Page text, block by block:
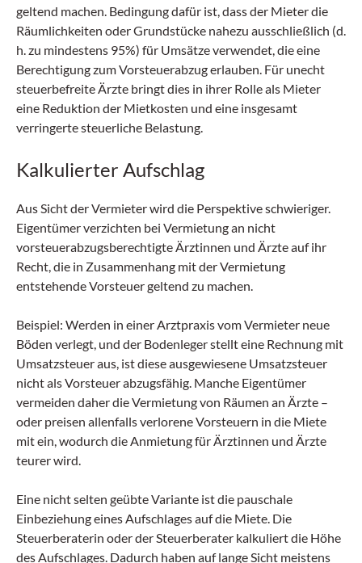
geltend machen. Bedingung dafür ist, dass der Mieter die
Räumlichkeiten oder Grundstücke nahezu ausschließlich (d.
h. zu mindestens 95%) für Umsätze verwendet, die eine
Berechtigung zum Vorsteuerabzug erlauben. Für unecht
steuerbefreite Ärzte bringt dies in ihrer Rolle als Mieter
eine Reduktion der Mietkosten und eine insgesamt
verringerte steuerliche Belastung.
Kalkulierter Aufschlag
Aus Sicht der Vermieter wird die Perspektive schwieriger.
Eigentümer verzichten bei Vermietung an nicht
vorsteuerabzugsberechtigte Ärztinnen und Ärzte auf ihr
Recht, die in Zusammenhang mit der Vermietung
entstehende Vorsteuer geltend zu machen.
Beispiel: Werden in einer Arztpraxis vom Vermieter neue
Böden verlegt, und der Bodenleger stellt eine Rechnung mit
Umsatzsteuer aus, ist diese ausgewiesene Umsatzsteuer
nicht als Vorsteuer abzugsfähig. Manche Eigentümer
vermeiden daher die Vermietung von Räumen an Ärzte –
oder preisen allenfalls verlorene Vorsteuern in die Miete
mit ein, wodurch die Anmietung für Ärztinnen und Ärzte
teurer wird.
Eine nicht selten geübte Variante ist die pauschale
Einbeziehung eines Aufschlages auf die Miete. Die
Steuerberaterin oder der Steuerberater kalkuliert die Höhe
des Aufschlages. Dadurch haben auf lange Sicht meistens